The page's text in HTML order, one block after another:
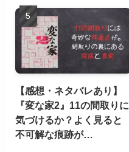
【感想・ネタバレあり】
『変な家2』11の間取りに
気づけるか？よく見ると
不可解な痕跡が…